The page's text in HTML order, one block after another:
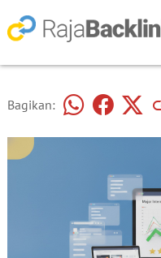
Bagikan: